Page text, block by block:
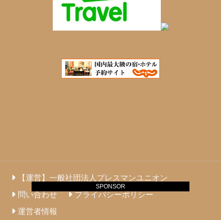
SPONSOR
【運営】一般社団法人プレスマンユニオン
問い合わせ
プライバシーポリシー
運営者情報